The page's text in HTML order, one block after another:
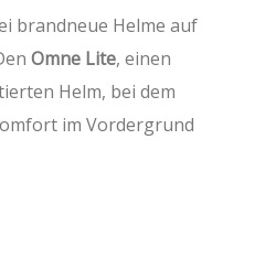
brandneue Helme auf
Omne Lite, einen
Helm, bei dem
im Vordergrund